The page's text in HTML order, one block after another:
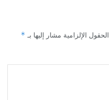
الحقول الإلزامية مشار إليها بـ *